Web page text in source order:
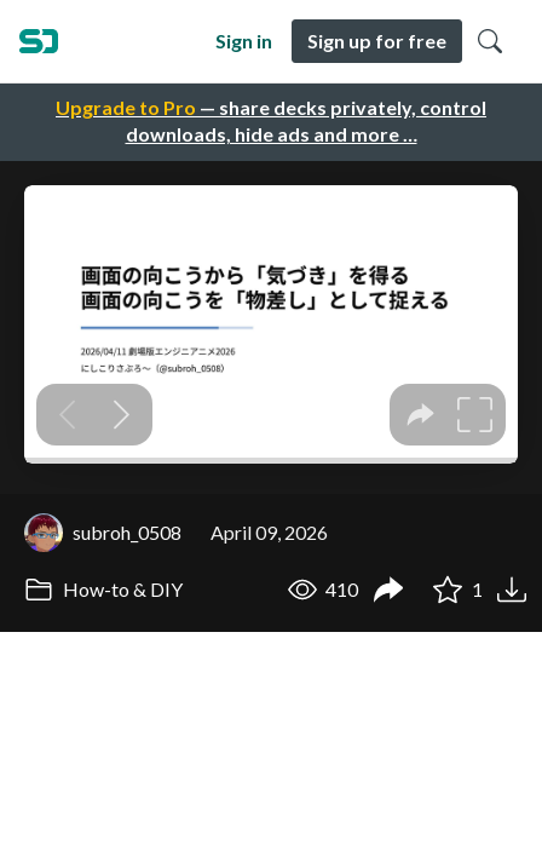
Upgrade to Pro — share decks privately, control
downloads, hide ads and more …
Sign in Sign up for free
subroh_0508 April 09, 2026
How-to & DIY 410 1